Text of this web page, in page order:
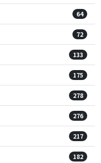
64
72
133
175
278
276
217
182